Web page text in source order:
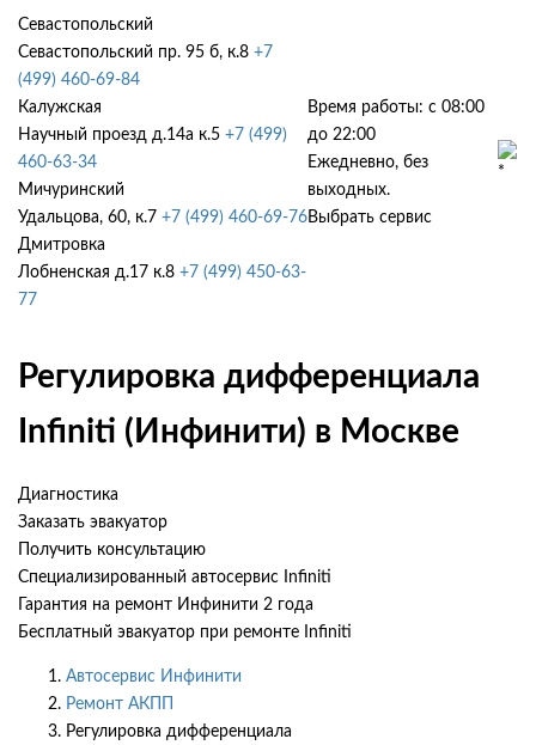
Севастопольский
Севастопольский пр. 95 б, к.8 +7
(499) 460-69-84
Калужская
Научный проезд д.14а к.5 +7 (499)
460-63-34
Мичуринский
Удальцова, 60, к.7 +7 (499) 460-69-76
Дмитровка
Лобненская д.17 к.8 +7 (499) 450-63-
77
Время работы: с 08:00
до 22:00
Ежедневно, без
выходных.
Выбрать сервис
Регулировка дифференциала
Infiniti (Инфинити) в Москве
Диагностика
Заказать эвакуатор
Получить консультацию
Специализированный автосервис Infiniti
Гарантия на ремонт Инфинити 2 года
Бесплатный эвакуатор при ремонте Infiniti
Автосервис Инфинити
Ремонт АКПП
Регулировка дифференциала